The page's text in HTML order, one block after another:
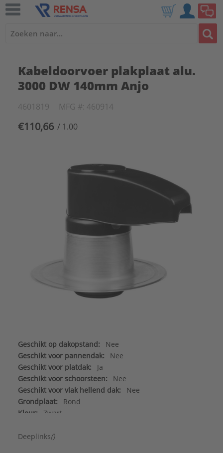
Kabeldoorvoer plakplaat alu.
3000 DW 140mm Anjo
4601819 MFG #: 460914
€110,66 / 1.00
Geschikt op dakopstand:
Nee
Geschikt voor pannendak:
Nee
Geschikt voor platdak:
Ja
Geschikt voor schoorsteen:
Nee
Geschikt voor vlak hellend dak:
Nee
Grondplaat:
Rond
Kleur:
Zwart
Merk:
Anjo
Deeplinks()